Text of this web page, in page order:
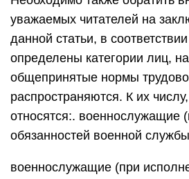
уважаемых читателей на
данной статьи, в
определены категории лиц,
общепринятые нормы
распространяются. К их
относятся:. военнослужащие
обязанностей военной
военнослужащие (при